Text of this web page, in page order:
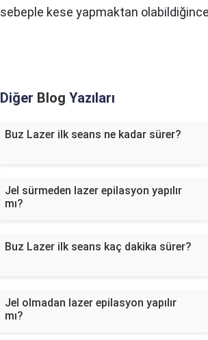
sebeple kese yapmaktan olabildiğince
Diğer Blog Yazıları
Buz Lazer ilk seans ne kadar sürer?
Jel sürmeden lazer epilasyon yapılır
mı?
Buz Lazer ilk seans kaç dakika sürer?
Jel olmadan lazer epilasyon yapılır
mı?